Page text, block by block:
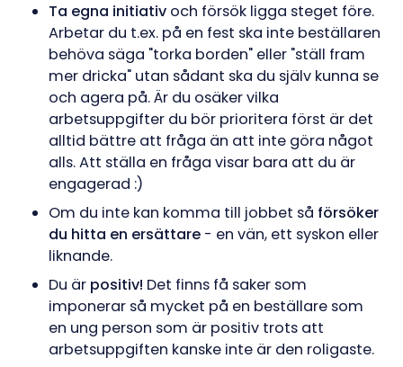
Ta egna initiativ och försök ligga steget före.
Arbetar du t.ex. på en fest ska inte beställaren
behöva säga "torka borden" eller "ställ fram
mer dricka" utan sådant ska du själv kunna se
och agera på. Är du osäker vilka
arbetsuppgifter du bör prioritera först är det
alltid bättre att fråga än att inte göra något
alls. Att ställa en fråga visar bara att du är
engagerad :)
Om du inte kan komma till jobbet så försöker
du hitta en ersättare - en vän, ett syskon eller
liknande.
Du är positiv! Det finns få saker som
imponerar så mycket på en beställare som
en ung person som är positiv trots att
arbetsuppgiften kanske inte är den roligaste.